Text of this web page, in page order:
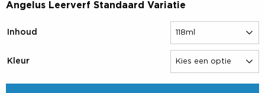
Angelus Leerverf Standaard Variatie
Inhoud
Kleur